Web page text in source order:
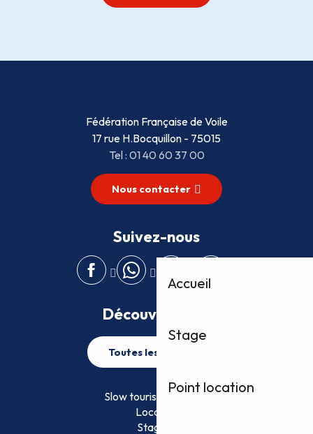
Accueil
Stage
Point location
Fédération Française de Voile
17 rue H.Bocquillon - 75015
Tel : 01 40 60 37 00
Nous contacter
Suivez-nous
Découvrez plus
Toutes les activités
Slow tourisme FFVoile
Location
Stage